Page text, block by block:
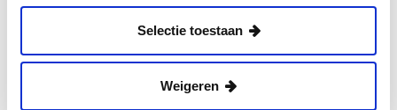
Selectie toestaan
Weigeren
Die Kleintjes-Methode (benannt nach Stefan
Kleintjes) geht davon aus, dass Babys ab 6
Monaten ohne Probleme selbst Nahrungsmittel
entdecken, ohne diese zu pürieren oder sie zu